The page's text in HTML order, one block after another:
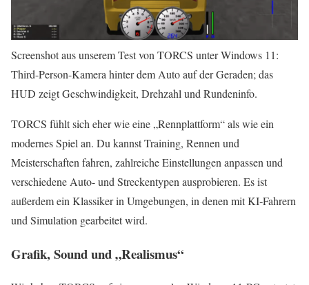
Screenshot aus unserem Test von TORCS unter Windows 11:
Third-Person-Kamera hinter dem Auto auf der Geraden; das
HUD zeigt Geschwindigkeit, Drehzahl und Rundeninfo.
TORCS fühlt sich eher wie eine „Rennplattform“ als wie ein
modernes Spiel an. Du kannst Training, Rennen und
Meisterschaften fahren, zahlreiche Einstellungen anpassen und
verschiedene Auto- und Streckentypen ausprobieren. Es ist
außerdem ein Klassiker in Umgebungen, in denen mit KI‑Fahrern
und Simulation gearbeitet wird.
Grafik, Sound und „Realismus“